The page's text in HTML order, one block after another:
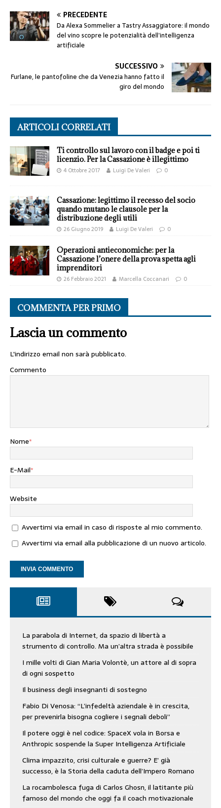
PRECEDENTE
Da Alexa Sommelier a Tastry Assaggiatore: il mondo
del vino scopre le potenzialità dell’intelligenza
artificiale
SUCCESSIVO
Furlane, le pantofoline che da Venezia hanno fatto il
giro del mondo
ARTICOLI CORRELATI
Ti controllo sul lavoro con il badge e poi ti
licenzio. Per la Cassazione è illegittimo
4 Ottobre 2017 Luigi De Valeri 0
Cassazione: legittimo il recesso del socio
quando mutano le clausole per la
distribuzione degli utili
26 Giugno 2019 Luigi De Valeri 0
Operazioni antieconomiche: per la
Cassazione l’onere della prova spetta agli
imprenditori
26 Febbraio 2021 Marcella Coccanari 0
COMMENTA PER PRIMO
Lascia un commento
L'indirizzo email non sarà pubblicato.
Commento
Nome*
E-Mail*
Website
Avvertimi via email in caso di risposte al mio commento.
Avvertimi via email alla pubblicazione di un nuovo articolo.
La parabola di Internet, da spazio di libertà a
strumento di controllo. Ma un’altra strada è possibile
I mille volti di Gian Maria Volontè, un attore al di sopra
di ogni sospetto
Il business degli insegnanti di sostegno
Fabio Di Venosa: “L’infedeltà aziendale è in crescita,
per prevenirla bisogna cogliere i segnali deboli”
Il potere oggi è nel codice: SpaceX vola in Borsa e
Anthropic sospende la Super Intelligenza Artificiale
Clima impazzito, crisi culturale e guerre? E’ già
successo, è la Storia della caduta dell’Impero Romano
La rocambolesca fuga di Carlos Ghosn, il latitante più
famoso del mondo che oggi fa il coach motivazionale